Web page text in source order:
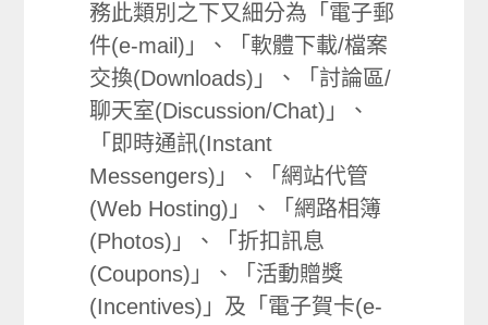
務此類別之下又細分為「電子郵
件(e-mail)」、「軟體下載/檔案
交換(Downloads)」、「討論區/
聊天室(Discussion/Chat)」、
「即時通訊(Instant
Messengers)」、「網站代管
(Web Hosting)」、「網路相簿
(Photos)」、「折扣訊息
(Coupons)」、「活動贈獎
(Incentives)」及「電子賀卡(e-